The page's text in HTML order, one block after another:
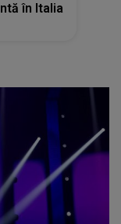
în Italia